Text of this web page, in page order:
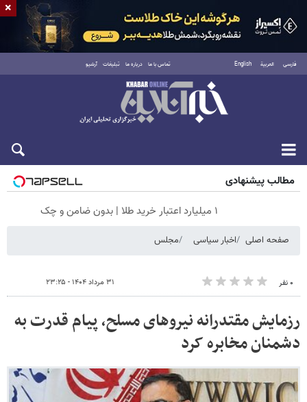
فارسی العربية English تماس با ما درباره ما تبلیغات آرشیو
جمعه ۱۶ مرداد ۱۴۰۵
مطالب پیشنهادی
۱ میلیارد اعتبار خرید طلا | بدون ضامن و چک
صفحه اصلی اخبار سیاسی مجلس
۰ نفر ۳۱ مرداد ۱۴۰۴ - ۲۳:۲۵
رزمایش مقتدرانه نیروهای مسلح، پیام قدرت به
دشمنان مخابره کرد
×